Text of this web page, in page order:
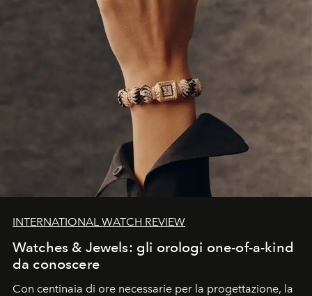
INTERNATIONAL WATCH REVIEW
Watches & Jewels: gli orologi one-of-a-kind
da conoscere
Con centinaia di ore necessarie per la progettazione, la